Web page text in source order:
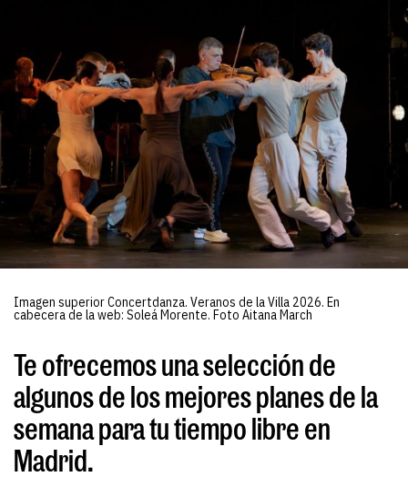
Imagen superior Concertdanza. Veranos de la Villa 2026. En
cabecera de la web: Soleá Morente. Foto Aitana March
Te ofrecemos una selección de
algunos de los mejores planes de la
semana para tu tiempo libre en
Madrid.